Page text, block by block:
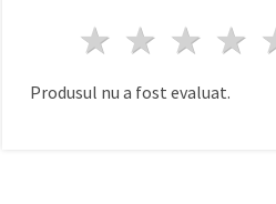
3
2 stele
1 stea
Produsul nu a fost evaluat.